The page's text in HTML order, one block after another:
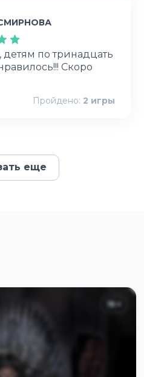
детям по тринадцать
Скоро
Пройдено: 2 игры
еще
16+